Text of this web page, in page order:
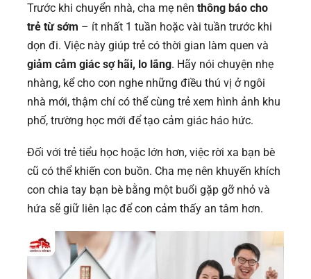
Trước khi chuyển nhà, cha mẹ nên thông báo cho
trẻ từ sớm – ít nhất 1 tuần hoặc vài tuần trước khi
dọn đi. Việc này giúp trẻ có thời gian làm quen và
giảm cảm giác sợ hãi, lo lắng. Hãy nói chuyện nhẹ
nhàng, kể cho con nghe những điều thú vị ở ngôi
nhà mới, thậm chí có thể cùng trẻ xem hình ảnh khu
phố, trường học mới để tạo cảm giác háo hức.
Đối với trẻ tiểu học hoặc lớn hơn, việc rời xa bạn bè
cũ có thể khiến con buồn. Cha mẹ nên khuyến khích
con chia tay bạn bè bằng một buổi gặp gỡ nhỏ và
hứa sẽ giữ liên lạc để con cảm thấy an tâm hơn.